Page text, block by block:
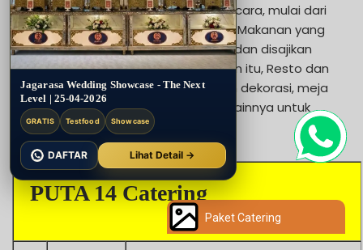
paket lengkap untuk berbagai jenis acara, mulai dari
pernikahan hingga pertemuan bisnis. Makanan yang
mereka sediakan selalu segar, lezat, dan disajikan
dengan tampilan yang menarik. Selain itu, Resto dan
Catering Mak Gaul juga menyediakan dekorasi, meja
dan kursi, serta perlengkapan acara lainnya untuk
wilayah Bendul Merisi Surabaya.
PUTA 14 Catering
Paket Catering
Jagarasa Wedding Showcase - The Next
Level | 25-04-2026
GRATIS Testfood Showcase
DAFTAR Lihat Detail →